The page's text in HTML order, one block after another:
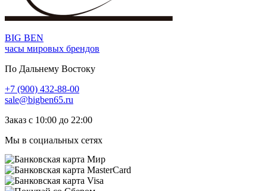
BIG BEN
часы мировых брендов
По Дальнему Востоку
+7 (900) 432-88-00
sale@bigben65.ru
Заказ с 10:00 до 22:00
Мы в социальных сетях